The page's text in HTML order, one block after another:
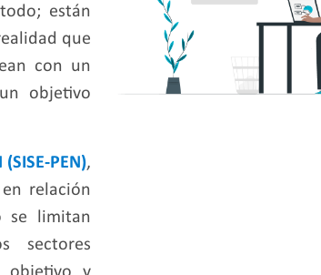
están
que
con un
objetivo
PEN),
relación
se limitan
sectores